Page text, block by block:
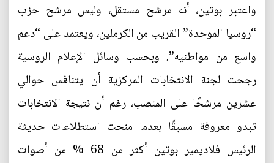
واعتبر بوتين، أنه مرشح مستقل، وليس مرشح حزب
“روسيا الموحدة” القريب من الكرملين، ويعتمد على “دعم
واسع من مواطنيه”. وبحسب وسائل الإعلام الروسية
رجحت لجنة الانتخابات المركزية أن يتنافس حوالي
عشرين مرشحًا على المنصب، رغم أن نتيجة الانتخابات
تبدو معروفة مسبقًا بعدما منحت استطلاعات حديثة
الرئيس فلاديمير بوتين أكثر من 68 % من أصوات